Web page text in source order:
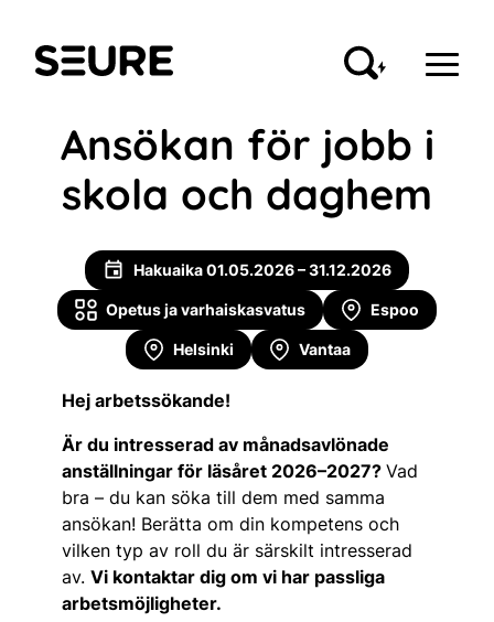
Seure
Ansökan för jobb i
skola och daghem
Hakuaika 01.05.2026 – 31.12.2026
Opetus ja varhaiskasvatus Espoo
Helsinki Vantaa
Hej arbetssökande!
Är du intresserad av månadsavlönade
anställningar för läsåret 2026–2027? Vad
bra – du kan söka till dem med samma
ansökan! Berätta om din kompetens och
vilken typ av roll du är särskilt intresserad
av. Vi kontaktar dig om vi har passliga
arbetsmöjligheter.